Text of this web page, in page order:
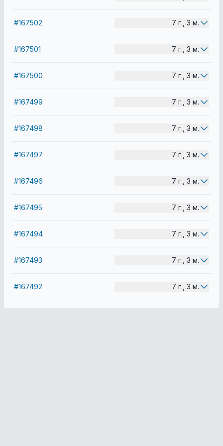
#167502 7 г., 3 м.
#167501 7 г., 3 м.
#167500 7 г., 3 м.
#167499 7 г., 3 м.
#167498 7 г., 3 м.
#167497 7 г., 3 м.
#167496 7 г., 3 м.
#167495 7 г., 3 м.
#167494 7 г., 3 м.
#167493 7 г., 3 м.
#167492 7 г., 3 м.